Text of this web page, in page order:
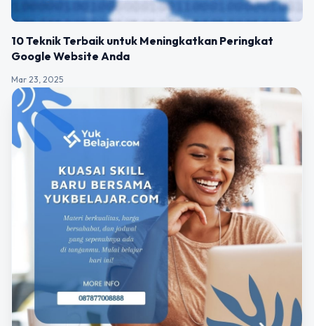
10 Teknik Terbaik untuk Meningkatkan Peringkat
Google Website Anda
Mar 23, 2025